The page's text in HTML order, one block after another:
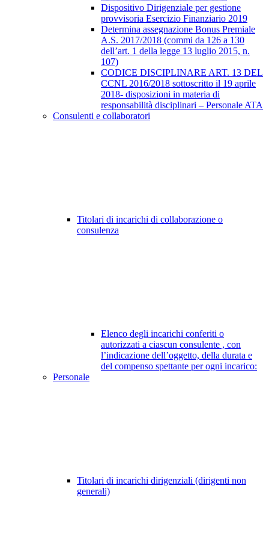
Dispositivo Dirigenziale per gestione
provvisoria Esercizio Finanziario 2019
Determina assegnazione Bonus Premiale
A.S. 2017/2018 (commi da 126 a 130
dell’art. 1 della legge 13 luglio 2015, n.
107)
CODICE DISCIPLINARE ART. 13 DEL
CCNL 2016/2018 sottoscritto il 19 aprile
2018- disposizioni in materia di
responsabilità disciplinari – Personale ATA
Consulenti e collaboratori
Titolari di incarichi di collaborazione o
consulenza
Elenco degli incarichi conferiti o
autorizzati a ciascun consulente , con
l’indicazione dell’oggetto, della durata e
del compenso spettante per ogni incarico:
Personale
Titolari di incarichi dirigenziali (dirigenti non
generali)